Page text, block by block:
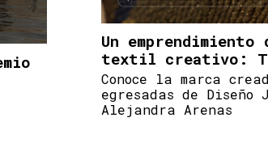
Un
textil creativo:
Conoce la marca
egresadas de Diseño
Alejandra Arenas